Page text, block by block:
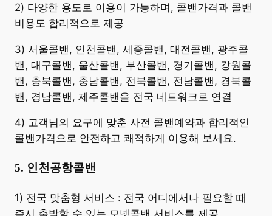
2) 다양한 용도로 이용이 가능하며, 콜밴가격과 콜밴
비용도 합리적으로 제공
3) 서울콜밴, 인천콜밴, 세종콜밴, 대전콜밴, 광주콜
밴, 대구콜밴, 울산콜밴, 부산콜밴, 경기콜밴, 강원콜
밴, 충북콜밴, 충남콜밴, 전북콜밴, 전남콜밴, 경북콜
밴, 경남콜밴, 제주콜밴을 전국 네트워크로 연결
4) 고객님의 요구에 맞춘 사전 콜밴예약과 합리적인
콜밴가격으로 안전하고 쾌적하게 이용해 보세요.
5. 인천공항콜밴
​1) 전국 맞춤형 서비스 : 전국 어디에서나 필요할 때
즉시 출발할 수 있는 모넷콜밴 서비스를 제공